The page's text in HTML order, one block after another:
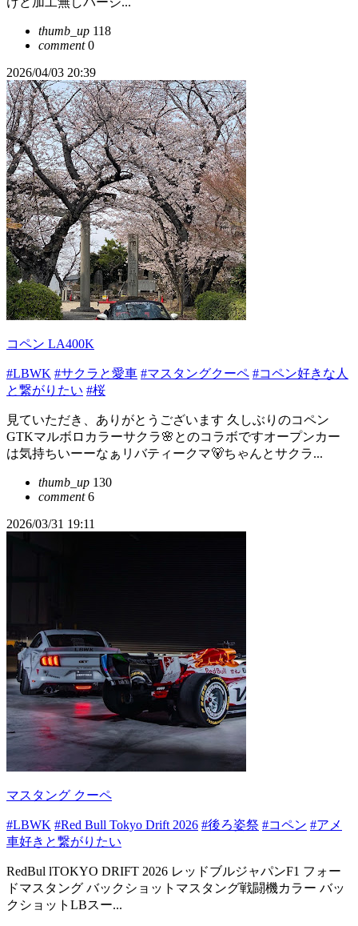
thumb_up 118
comment0
2026/04/03 20:39
コペン LA400K
#LBWK #サクラと愛車 #マスタングクーペ #コペン好きな人
と繋がりたい #桜
見ていただき、ありがとうございます 久しぶりのコペン
GTKマルボロカラーサクラ🌸とのコラボですオープンカー
は気持ちいーーなぁリバティークマ🐻ちゃんとサクラ...
thumb_up 130
comment6
2026/03/31 19:11
マスタング クーペ
#LBWK #Red Bull Tokyo Drift 2026 #後ろ姿祭 #コペン #アメ
車好きと繋がりたい
RedBul lTOKYO DRIFT 2026 レッドブルジャパンF1 フォー
ドマスタング バックショットマスタング戦闘機カラー バッ
クショットLBスー...